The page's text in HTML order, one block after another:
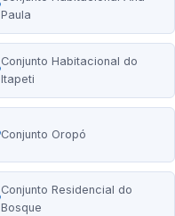
Paula
Conjunto Habitacional do
Itapeti
Conjunto Oropó
Conjunto Residencial do
Bosque